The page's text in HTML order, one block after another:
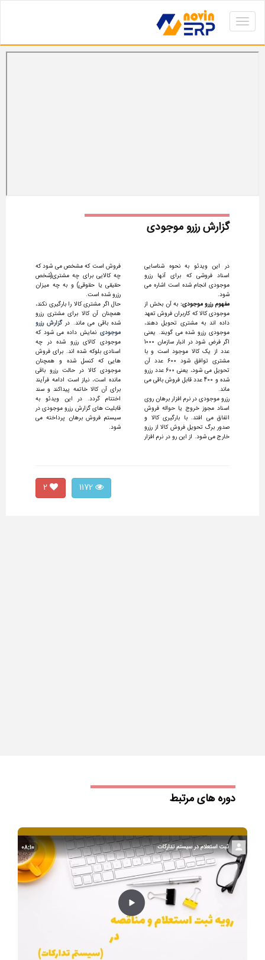
Toggle
navigation
گزارش رزرو موجودی
در این ویدئو به نحوه شناسایی
اسناد فروشی که برای آنها رزرو
موجودی انجام شده است اشاره می
شود.
مفهوم رزرو موجودی: به آن بخش از
موجودی کالا که کاربران فروش تعهد
داده اند به مشتری تحویل دهند،
موجودی رزرو شده می گویند. یعنی
اگر فرض شود در انبار سازمان 1000
عدد از یک کالا موجود است و با
مشتری توافق شود 600 عدد آن
تحویل می شود، یعنی 600 عدد رزرو
شده و 400 عدد قابل فروش باقی می
ماند.
رزرو موجودی در نرم افزار برهان روی
اسناد مجوز خروج یا حواله فروش
اتفاق می افتد. با بارگیری کالا و
صدور برگ تحویل فروش کالا از رزرو
خارج می شود. از این رو در نرم افزار
فروش است که مشخص می شود که
چه کالایی برای چه مشتری(شخص
حقیقی یا حقوقی) و به چه میزان
رزرو شده است.
حال اگر مشتری کالا را بارگیری نکند،
همچنان آن کالا برای مشتری رزرو
شده باقی می ماند. در گزارش رزرو
موجودی نمایش داده می شود که
موجودی کالای رزرو شده در چه
اسنادی بلوکه شده اند. برای فروش
هایی که کنسل شده و همچنان
موجودی کالا در حالت رزرو باقی
مانده است، نیاز است ادامه فرآیند
برای آن کالا خاتمه پیداکند و سند
اختتام گردد. در این ویدئو به
قابلیت های گزارش رزرو موجودی در
سیستم فروش برهان پرداخته می
شود.
دوره های مرتبط